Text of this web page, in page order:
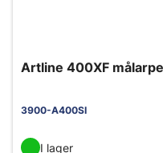
Artline 400XF
3900-A400SI
I lager